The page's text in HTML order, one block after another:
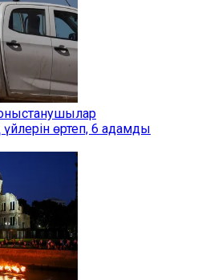
өртеп, 6 адамды